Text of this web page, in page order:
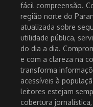
fácil compreensão.
região norte do
atualizada sobre
utilidade pública,
do dia a dia.
e com a clareza na
transforma
acessíveis à
leitores estejam
cobertura